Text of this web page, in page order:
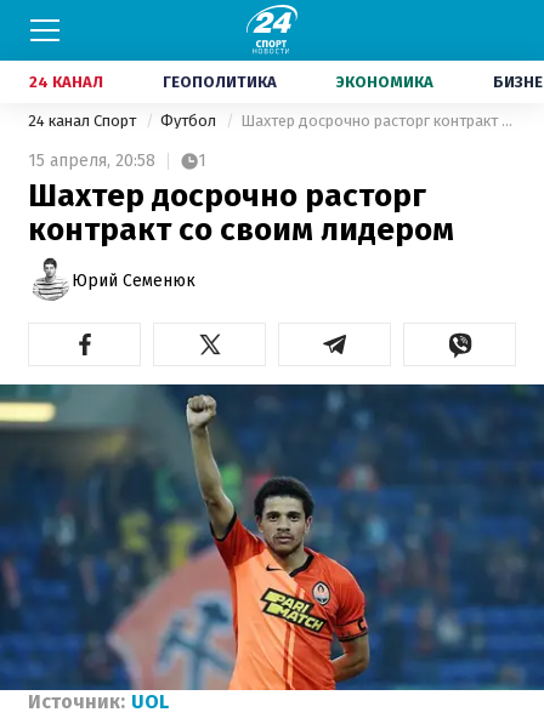
24 КАНАЛ ГЕОПОЛИТИКА ЭКОНОМИКА
24 канал Спорт Футбол Шахтер досрочно расторг контракт со своим лидером
15 апреля, 20:58 1
Шахтер досрочно расторг
контракт со своим лидером
Юрий Семенюк
Источник: UOL